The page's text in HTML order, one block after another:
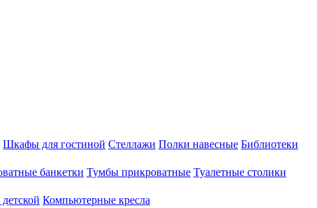
Шкафы для гостиной Стеллажи Полки навесные Библиотеки
банкетки Тумбы прикроватные Туалетные столики
Компьютерные кресла